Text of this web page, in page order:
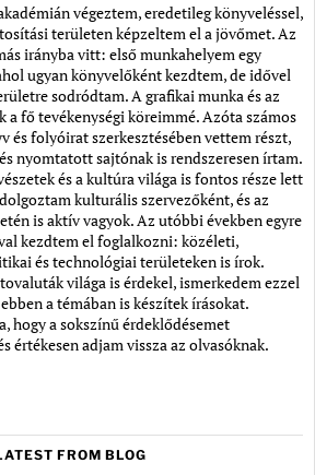
végeztem, eredetileg könyveléssel,
területen képzeltem el a jövőmet. Az
irányba vitt: első munkahelyem egy
ugyan könyvelőként kezdtem, de idővel
sodródtam. A grafikai munka és az
a fő tevékenységi köreimmé. Azóta számos
és folyóirat szerkesztésében vettem részt,
nyomtatott sajtónak is rendszeresen írtam.
és a kultúra világa is fontos része lett
kulturális szervezőként, és az
is aktív vagyok. Az utóbbi években egyre
kezdtem el foglalkozni: közéleti,
és technológiai területeken is írok.
világa is érdekel, ismerkedem ezzel
a témában is készítek írásokat.
hogy a sokszínű érdeklődésemet
értékesen adjam vissza az olvasóknak.
FROM BLOG